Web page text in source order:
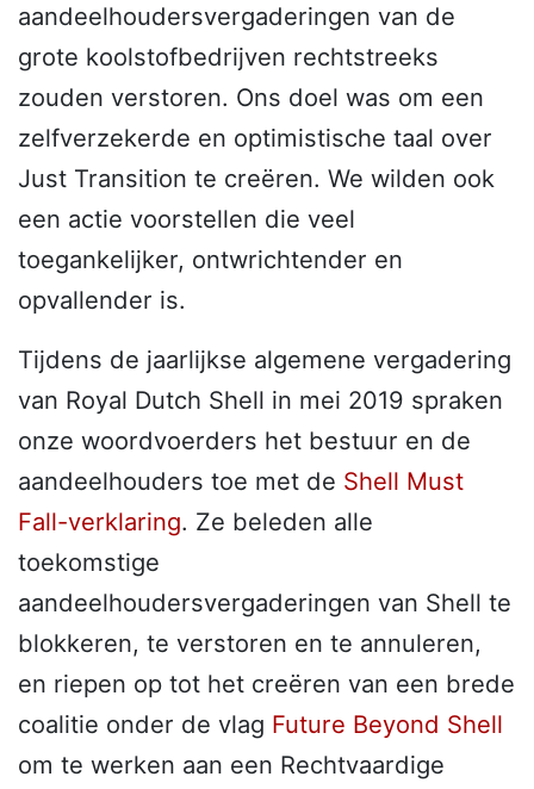
aandeelhoudersvergaderingen van de
grote koolstofbedrijven rechtstreeks
zouden verstoren. Ons doel was om een
zelfverzekerde en optimistische taal over
Just Transition te creëren. We wilden ook
een actie voorstellen die veel
toegankelijker, ontwrichtender en
opvallender is.
Tijdens de jaarlijkse algemene vergadering
van Royal Dutch Shell in mei 2019 spraken
onze woordvoerders het bestuur en de
aandeelhouders toe met de Shell Must
Fall-verklaring. Ze beleden alle
toekomstige
aandeelhoudersvergaderingen van Shell te
blokkeren, te verstoren en te annuleren,
en riepen op tot het creëren van een brede
coalitie onder de vlag Future Beyond Shell
om te werken aan een Rechtvaardige